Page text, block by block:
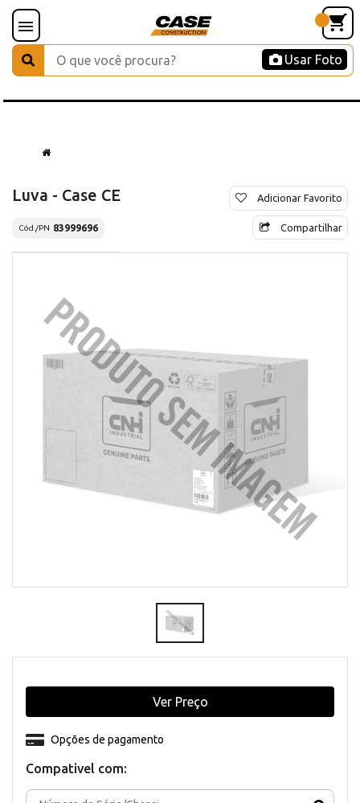
Usar Foto
Luva - Case CE
Cód./PN 83999696
Adicionar Favorito
Compartilhar
Compativel com:
Opções de pagamento
Ver Preço